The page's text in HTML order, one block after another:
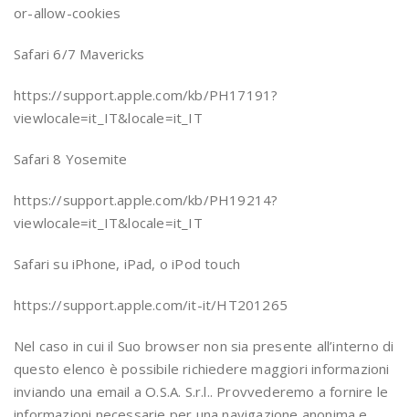
or-allow-cookies
Safari 6/7 Mavericks
https://support.apple.com/kb/PH17191?
viewlocale=it_IT&locale=it_IT
Safari 8 Yosemite
https://support.apple.com/kb/PH19214?
viewlocale=it_IT&locale=it_IT
Safari su iPhone, iPad, o iPod touch
https://support.apple.com/it-it/HT201265
Nel caso in cui il Suo browser non sia presente all’interno di
questo elenco è possibile richiedere maggiori informazioni
inviando una email a O.S.A. S.r.l.. Provvederemo a fornire le